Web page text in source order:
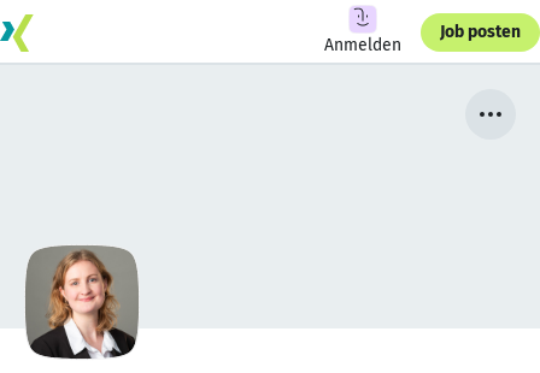
Anmelden
Job posten